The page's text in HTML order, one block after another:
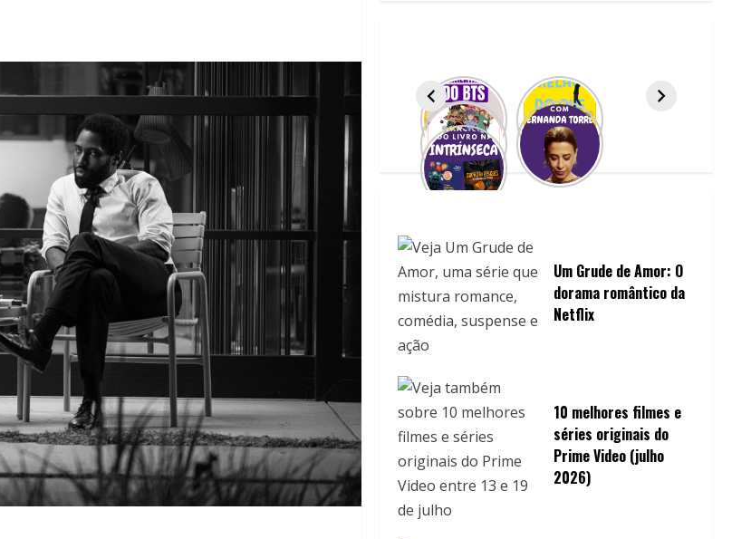
Um Grude de Amor: O
dorama romântico da
Netflix
10 melhores filmes e
séries originais do
Prime Video (julho
2026)